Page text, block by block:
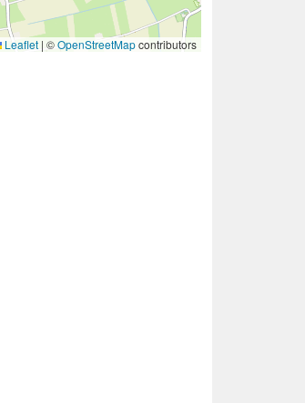
Leaflet | ©OpenStreetMapcontributors